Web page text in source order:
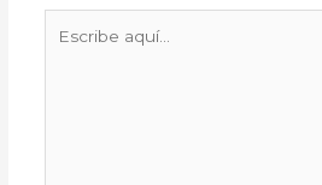
aquí...